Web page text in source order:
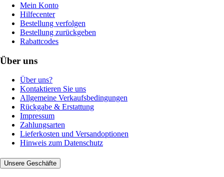
Mein Konto
Hilfecenter
Bestellung verfolgen
Bestellung zurückgeben
Rabattcodes
Über uns
Über uns?
Kontaktieren Sie uns
Allgemeine Verkaufsbedingungen
Rückgabe & Erstattung
Impressum
Zahlungsarten
Lieferkosten und Versandoptionen
Hinweis zum Datenschutz
Unsere Geschäfte